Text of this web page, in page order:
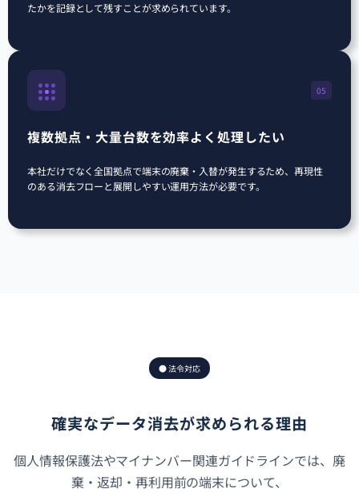
たかを記録として残すことが求められています。
05
複数拠点・大量台数を効率よく処理したい
本社だけでなく全国拠点で端末の廃棄・入替が発生するため、再現性
のある消去フローと展開しやすい運用方法が必要です。
● 法令対応
確実なデータ消去が求められる理由
個人情報保護法やマイナンバー関連ガイドラインでは、廃
棄・返却・再利用前の端末について、